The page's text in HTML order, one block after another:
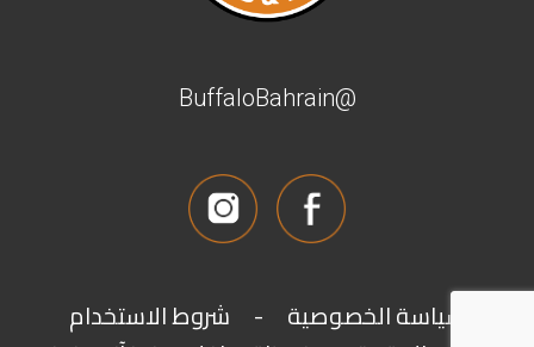
@BuffaloBahrain
سياسة الخصوصية - شروط الاستخدام